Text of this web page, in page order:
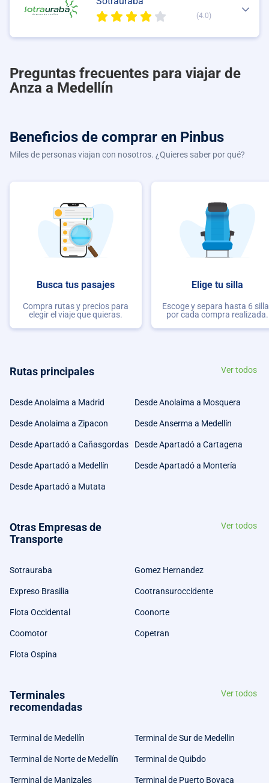
(4.0)
Preguntas frecuentes para viajar de
Anza a Medellín
Beneficios de comprar en Pinbus
Miles de personas viajan con nosotros. ¿Quieres saber por qué?
Busca tus pasajes
Compra rutas y precios para
elegir el viaje que quieras.
Elige tu silla
Escoge y separa hasta 6
por cada compra realizada.
Rutas principales Ver todos
Desde Anolaima a Madrid Desde Anolaima a Mosquera
Desde Anolaima a Zipacon Desde Anserma a Medellín
Desde Apartadó a Cañasgordas Desde Apartadó a Cartagena
Desde Apartadó a Medellín Desde Apartadó a Montería
Desde Apartadó a Mutata
Otras Empresas de
Transporte
Ver todos
Sotrauraba Gomez Hernandez
Expreso Brasilia Cootransuroccidente
Flota Occidental Coonorte
Coomotor Copetran
Flota Ospina
Terminales
recomendadas
Ver todos
Terminal de Medellín Terminal de Sur de Medellin
Terminal de Norte de Medellín Terminal de Quibdo
Terminal de Manizales Terminal de Puerto Boyaca